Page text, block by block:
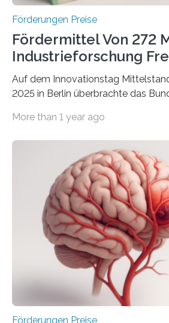
Förderungen Preise
Fördermittel Von 272
Industrieforschung
Auf dem Innovationstag
2025 in Berlin überbrachte das
Überplanmäßige
Woche vom Haushaltsausschuss
anderem zur Unterstützung der
Industrieforschungsprogramme
Gemeinschaftsforschung (IGF),
Innovationsprogramm Mittelstand
Innovationskompetenz INNO-
Innovationstag Mittelstand 2025
Berlin überbrachte das
Wirtschaft und Energie eine gute
Überplanmäßige
More than 1 year ago
Förderungen Preise